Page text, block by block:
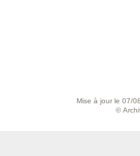
Mise à jour le 07/
©